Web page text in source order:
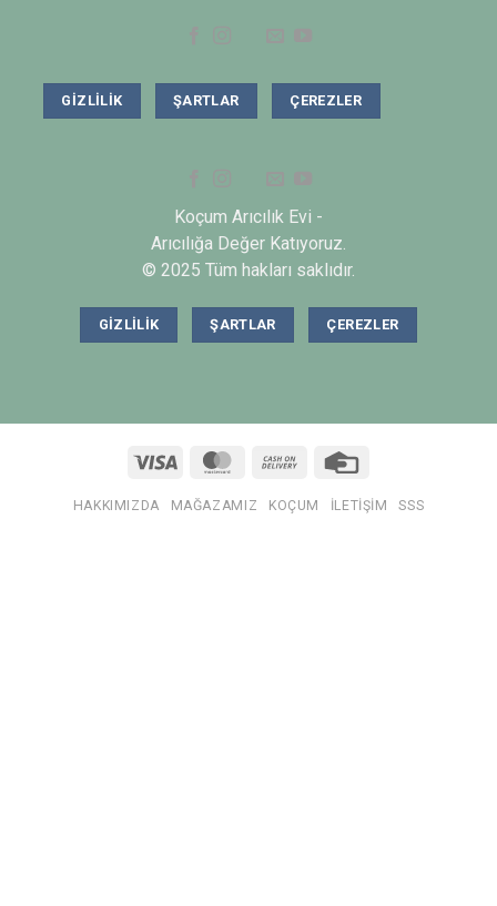
GIZLILIK ŞARTLAR ÇEREZLER
Koçum Arıcılık Evi -
Arıcılığa Değer Katıyoruz.
© 2025 Tüm hakları saklıdır.
GIZLILIK ŞARTLAR ÇEREZLER
Visa MasterCardCash
Delivery
HAKKIMIZDA MAĞAZAMIZ KOÇUM İLETIŞIM SSS